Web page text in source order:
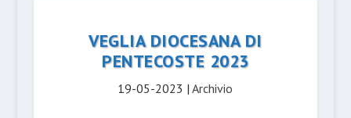
VEGLIA DIOCESANA DI
PENTECOSTE 2023
19-05-2023 |Archivio